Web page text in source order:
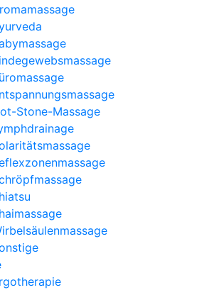
Stone-Massage